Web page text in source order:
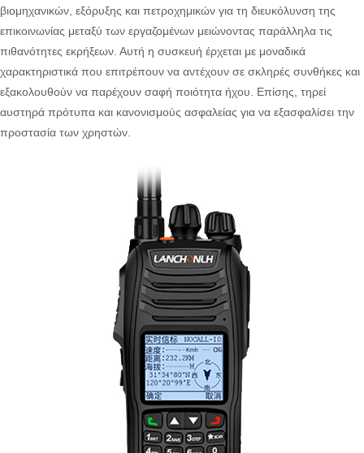
βιομηχανικών, εξόρυξης και πετροχημικών για τη διευκόλυνση της
επικοινωνίας μεταξύ των εργαζομένων μειώνοντας παράλληλα τις
πιθανότητες εκρήξεων. Αυτή η συσκευή έρχεται με μοναδικά
χαρακτηριστικά που επιτρέπουν να αντέχουν σε σκληρές συνθήκες και
εξακολουθούν να παρέχουν σαφή ποιότητα ήχου. Επίσης, τηρεί
αυστηρά πρότυπα και κανονισμούς ασφαλείας για να εξασφαλίσει την
προστασία των χρηστών.